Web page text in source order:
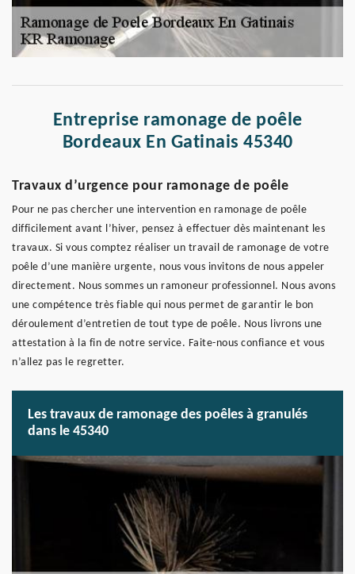
Entreprise ramonage de poêle
Bordeaux En Gatinais 45340
Travaux d’urgence pour ramonage de poêle
Pour ne pas chercher une intervention en ramonage de poêle
difficilement avant l’hiver, pensez à effectuer dès maintenant les
travaux. Si vous comptez réaliser un travail de ramonage de votre
poêle d’une manière urgente, nous vous invitons de nous appeler
directement. Nous sommes un ramoneur professionnel. Nous avons
une compétence très fiable qui nous permet de garantir le bon
déroulement d’entretien de tout type de poêle. Nous livrons une
attestation à la fin de notre service. Faite-nous confiance et vous
n’allez pas le regretter.
Les travaux de ramonage des poêles à granulés
dans le 45340